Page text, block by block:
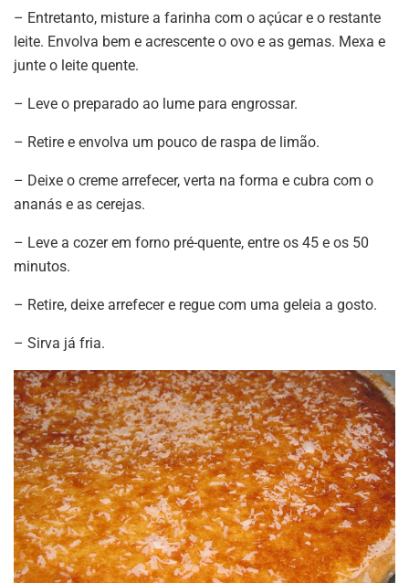
– Entretanto, misture a farinha com o açúcar e o restante
leite. Envolva bem e acrescente o ovo e as gemas. Mexa e
junte o leite quente.
– Leve o preparado ao lume para engrossar.
– Retire e envolva um pouco de raspa de limão.
– Deixe o creme arrefecer, verta na forma e cubra com o
ananás e as cerejas.
– Leve a cozer em forno pré-quente, entre os 45 e os 50
minutos.
– Retire, deixe arrefecer e regue com uma geleia a gosto.
– Sirva já fria.